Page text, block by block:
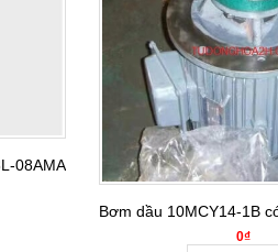
, ED3L-10DMA ，ED3L-
Bơm dầu 10MCY14-1B
0₫